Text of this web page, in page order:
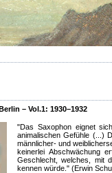
– Vol.1: 1930–1932
"Das Saxophon eignet
animalischen Gefühle (...)
männlicher- und
keinerlei Abschwächung
Geschlecht, welches, mit
kennen würde." (Erwin